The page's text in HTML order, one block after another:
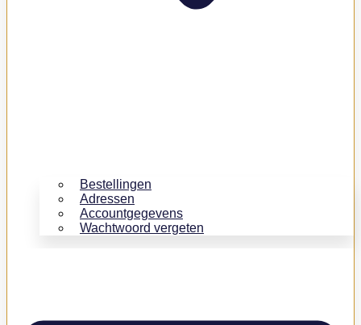
Bestellingen
Adressen
Accountgegevens
Wachtwoord vergeten